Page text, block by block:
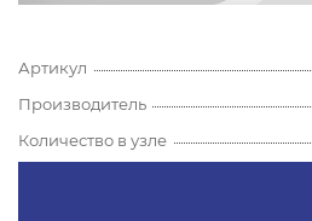
Артикул
Производитель
Количество в узле